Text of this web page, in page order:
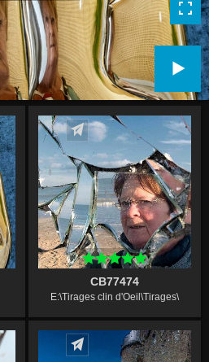
Écrire un commentaire
CB77474
E:\Tirages clin d'Oeil\Tirages\
Écrire un commentaire